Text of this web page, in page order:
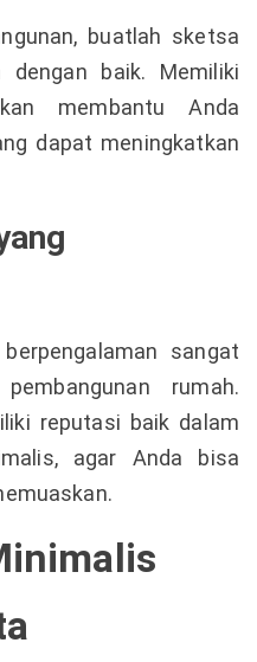
buatlah sketsa
dengan baik. Memiliki
membantu Anda
dapat meningkatkan
sangat
rumah.
reputasi baik dalam
agar Anda bisa